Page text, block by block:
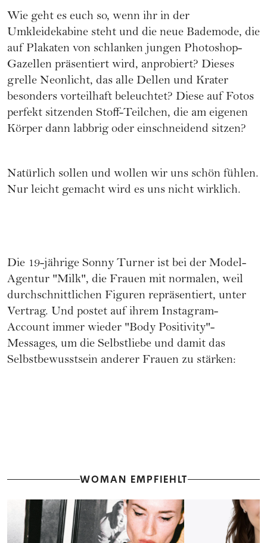
Wie geht es euch so, wenn ihr in der
Umkleidekabine steht und die neue Bademode, die
auf Plakaten von schlanken jungen Photoshop-
Gazellen präsentiert wird, anprobiert? Dieses
grelle Neonlicht, das alle Dellen und Krater
besonders vorteilhaft beleuchtet? Diese auf Fotos
perfekt sitzenden Stoff-Teilchen, die am eigenen
Körper dann labbrig oder einschneidend sitzen?
Natürlich sollen und wollen wir uns schön fühlen.
Nur leicht gemacht wird es uns nicht wirklich.
Die 19-jährige Sonny Turner ist bei der Model-
Agentur "Milk", die Frauen mit normalen, weil
durchschnittlichen Figuren repräsentiert, unter
Vertrag. Und postet auf ihrem Instagram-
Account immer wieder "Body Positivity"-
Messages, um die Selbstliebe und damit das
Selbstbewusstsein anderer Frauen zu stärken:
WOMAN EMPFIEHLT